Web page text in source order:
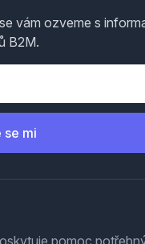
vám ozveme s
B2M.
se mi